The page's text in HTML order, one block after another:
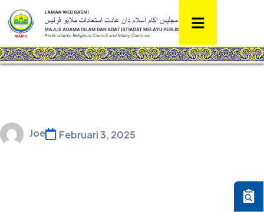
Joe Februari 3, 2025